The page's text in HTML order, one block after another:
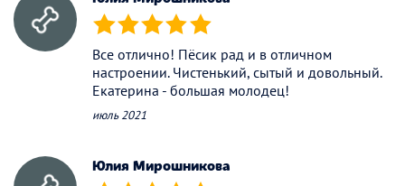
(*) (*) (*) (*) (*)
Все отлично! Пёсик рад и в отличном
настроении. Чистенький, сытый и довольный.
Екатерина - большая молодец!
июль 2021
Юлия Мирошникова